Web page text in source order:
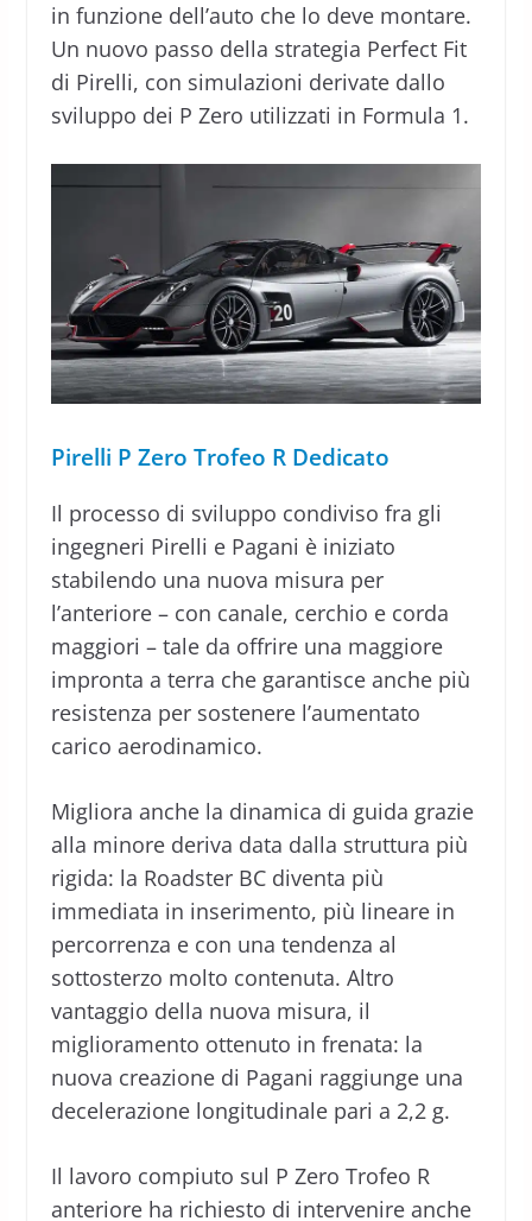
in funzione dell’auto che lo deve montare.
Un nuovo passo della strategia Perfect Fit
di Pirelli, con simulazioni derivate dallo
sviluppo dei P Zero utilizzati in Formula 1.
Pirelli P Zero Trofeo R Dedicato
Il processo di sviluppo condiviso fra gli
ingegneri Pirelli e Pagani è iniziato
stabilendo una nuova misura per
l’anteriore – con canale, cerchio e corda
maggiori – tale da offrire una maggiore
impronta a terra che garantisce anche più
resistenza per sostenere l’aumentato
carico aerodinamico.
Migliora anche la dinamica di guida grazie
alla minore deriva data dalla struttura più
rigida: la Roadster BC diventa più
immediata in inserimento, più lineare in
percorrenza e con una tendenza al
sottosterzo molto contenuta. Altro
vantaggio della nuova misura, il
miglioramento ottenuto in frenata: la
nuova creazione di Pagani raggiunge una
decelerazione longitudinale pari a 2,2 g.
Il lavoro compiuto sul P Zero Trofeo R
anteriore ha richiesto di intervenire anche